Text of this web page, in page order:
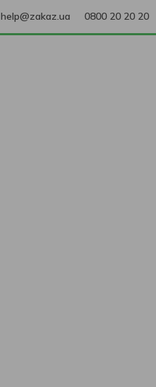
help@zakaz.ua 0800 20 20 20